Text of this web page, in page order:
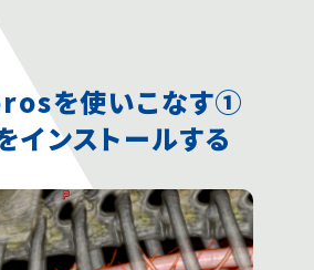
画像診断Q&A
師のためのCT講座
の超音波診断ケースレポート
依頼
を使いこなす①
ンストールする